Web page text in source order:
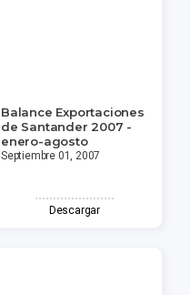
Balance Exportaciones
de Santander 2007 -
enero-agosto
Septiembre 01, 2007
Descargar